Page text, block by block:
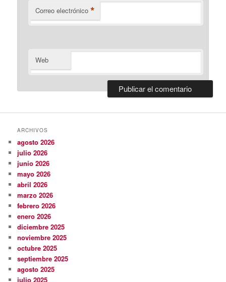
Correo electrónico *
Web
ARCHIVOS
agosto 2026
julio 2026
junio 2026
mayo 2026
abril 2026
marzo 2026
febrero 2026
enero 2026
diciembre 2025
noviembre 2025
octubre 2025
septiembre 2025
agosto 2025
julio 2025